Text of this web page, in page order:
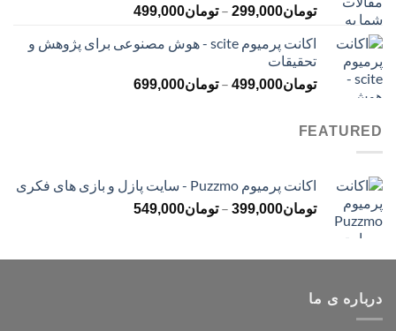
تومان499,000
تومان299,000
– تومان499,000محدوده
تومان299,000
تومان499,000
اکانت پرمیوم scite - هوش مصنوعی برای پژوهش و
تحقیقات
تومان499,000
– تومان699,000محدوده
FEATURED
اکانت پرمیوم Puzzmo - سایت پازل و بازی های فکری
تومان399,000
– تومان549,000محدوده
تا
درباره ی ما